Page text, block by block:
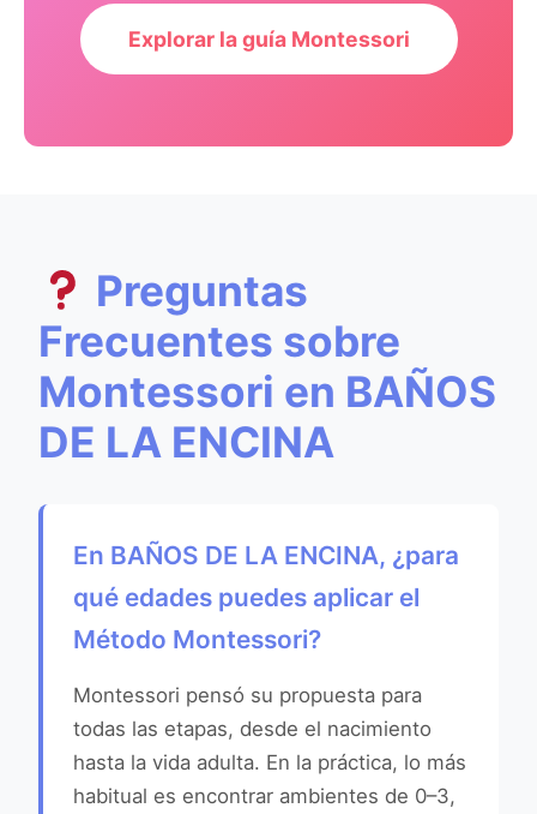
Explorar la guía Montessori
Preguntas
Frecuentes sobre
Montessori en BAÑOS
DE LA ENCINA
En BAÑOS DE LA ENCINA, ¿para
qué edades puedes aplicar el
Método Montessori?
Montessori pensó su propuesta para
todas las etapas, desde el nacimiento
hasta la vida adulta. En la práctica, lo más
habitual es encontrar ambientes de 0–3,